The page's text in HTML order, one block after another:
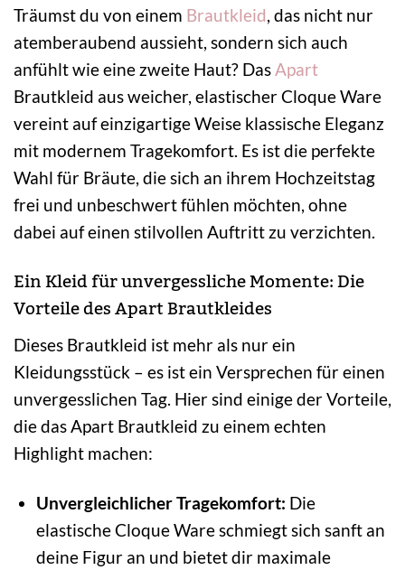
Träumst du von einem Brautkleid, das nicht nur
atemberaubend aussieht, sondern sich auch
anfühlt wie eine zweite Haut? DasApart
Brautkleid aus weicher, elastischer Cloque Ware
vereint auf einzigartige Weise klassische Eleganz
mit modernem Tragekomfort. Es ist die perfekte
Wahl für Bräute, die sich an ihrem Hochzeitstag
frei und unbeschwert fühlen möchten, ohne
dabei auf einen stilvollen Auftritt zu verzichten.
Ein Kleid für unvergessliche Momente: Die
Vorteile des Apart Brautkleides
Dieses Brautkleid ist mehr als nur ein
Kleidungsstück – es ist ein Versprechen für einen
unvergesslichen Tag. Hier sind einige der Vorteile,
die das Apart Brautkleid zu einem echten
Highlight machen:
Unvergleichlicher Tragekomfort: Die
elastische Cloque Ware schmiegt sich sanft an
deine Figur an und bietet dir maximale